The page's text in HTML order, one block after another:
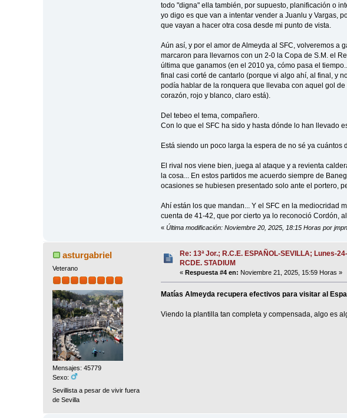
todo "digna" ella también, por supuesto, planificación o
yo digo es que van a intentar vender a Juanlu y Vargas,
que vayan a hacer otra cosa desde mi punto de vista.
Aún así, y por el amor de Almeyda al SFC, volveremos a
marcaron para llevarnos con un 2-0 la Copa de S.M. el
última que ganamos (en el 2010 ya, cómo pasa el
final casi corté de cantarlo (porque vi algo ahí, al final, y
podía hablar de la ronquera que llevaba con aquel gol
corazón, rojo y blanco, claro está).
Del tebeo el tema, compañero.
Con lo que el SFC ha sido y hasta dónde lo han llevado
Está siendo un poco larga la espera de no sé ya cuántos
El rival nos viene bien, juega al ataque y a revienta
la cosa... En estos partidos me acuerdo siempre de
ocasiones se hubiesen presentado solo ante el portero,
Ahí están los que mandan... Y el SFC en la mediocridad
cuenta de 41-42, que por cierto ya lo reconoció Cordón,
« Última modificación: Noviembre 20, 2025, 18:15 Horas por jmpn
asturgabriel
Veterano
Mensajes: 45779
Sexo:
Sevillista a pesar de vivir fuera
de Sevilla
Re: 13ª Jor.; R.C.E. ESPAÑOL-SEVILLA; Lunes-
RCDE. STADIUM
«Respuesta #4 en: Noviembre 21, 2025, 15:59 Horas »
Matías Almeyda recupera efectivos para visitar al
Viendo la plantilla tan completa y compensada, algo es